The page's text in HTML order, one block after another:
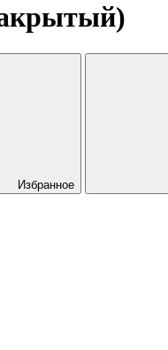
Избранное